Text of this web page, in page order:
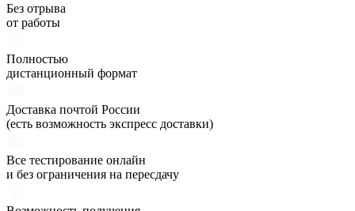
Без отрыва
от работы
Полностью
дистанционный формат
Доставка почтой России
(есть возможность экспресс доставки)
Все тестирование онлайн
и без ограничения на пересдачу